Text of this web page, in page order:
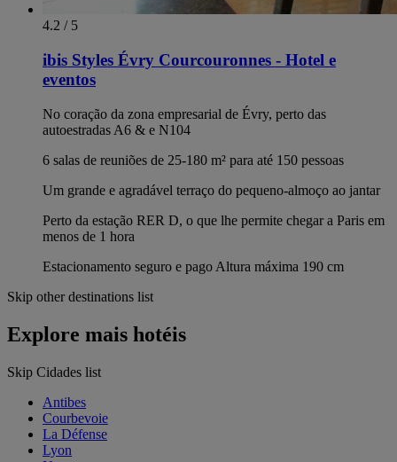
4.2 / 5
ibis Styles Évry Courcouronnes - Hotel e
eventos
No coração da zona empresarial de Évry, perto das
autoestradas A6 & e N104
6 salas de reuniões de 25-180 m² para até 150 pessoas
Um grande e agradável terraço do pequeno-almoço ao jantar
Perto da estação RER D, o que lhe permite chegar a Paris em
menos de 1 hora
Estacionamento seguro e pago Altura máxima 190 cm
Skip other destinations list
Explore mais hotéis
Skip Cidades list
Antibes
Courbevoie
La Défense
Lyon